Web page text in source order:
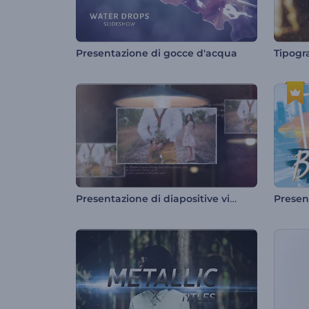
Presentazione di gocce d'acqua
Presentazione di diapositive vintage classiche